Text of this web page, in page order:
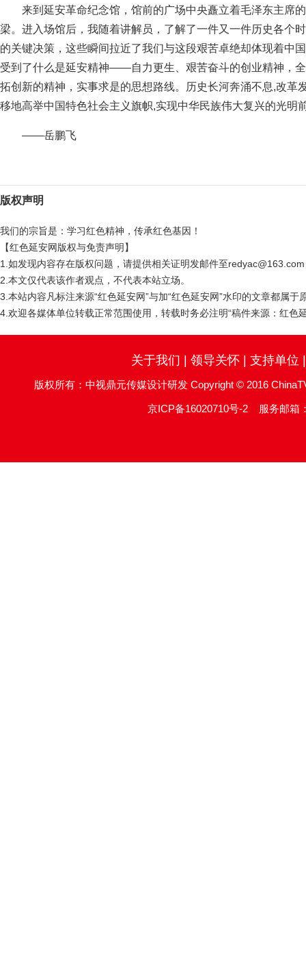
来到延安革命纪念馆，馆前的广场中央矗立着毛泽东主席
梁。进入场馆后，我随着讲解员，了解了一件又一件历史各个
的关键决策，这些瞬间拉近了我们与这段艰苦卓绝却体现着中
受到了什么是延安精神——自力更生、艰苦奋斗的创业精神，
拓创新的精神，实事求是的思想路线。历史长河奔涌不息,改革
移地高举中国特色社会主义旗帜,实现中华民族伟大复兴的光明
——岳鹏飞
版权声明
我们的宗旨是：学习红色精神，传承红色基因！
【红色延安网版权与免责声明】
1.如发现内容存在版权问题，请提供相关证明发邮件至
2.本文仅代表该作者观点，不代表本站立场。
3.本站内容凡标注来源“红色延安网”与加“红色延安网”水印的文章都属
4.欢迎各媒体单位转载正常范围使用，转载时务必注明“稿件来源：红色
关于我们 领导关怀| 支持单位
版权所有：中视鼎元传媒设计研发 Copyright © 2016
京ICP备16020710号-2 服务邮箱